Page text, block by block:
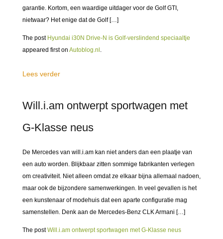
garantie. Kortom, een waardige uitdager voor de Golf GTI,
nietwaar? Het enige dat de Golf […]
The post Hyundai i30N Drive-N is Golf-verslindend speciaaltje
appeared first on Autoblog.nl .
Lees verder
Will.i.am ontwerpt sportwagen met
G-Klasse neus
De Mercedes van will.i.am kan niet anders dan een plaatje van
een auto worden. Blijkbaar zitten sommige fabrikanten verlegen
om creativiteit. Niet alleen omdat ze elkaar bijna allemaal nadoen,
maar ook de bijzondere samenwerkingen. In veel gevallen is het
een kunstenaar of modehuis dat een aparte configuratie mag
samenstellen. Denk aan de Mercedes-Benz CLK Armani […]
The postWill.i.am ontwerpt sportwagen met G-Klasse neus